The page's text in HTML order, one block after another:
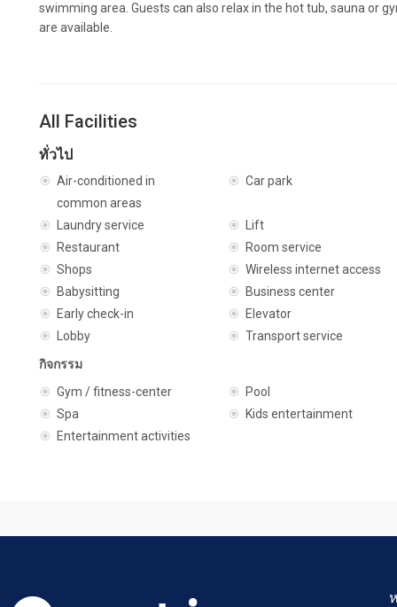
swimming area. Guests can also relax in the hot tub, sauna or
are available.
All Facilities
ทั่วไป
Air-conditioned in
common areas
Car park
Laundry service
Lift
Restaurant
Room service
Shops
Wireless internet access
Babysitting
Business center
Early check-in
Elevator
Lobby
Transport service
กิจกรรม
Gym / fitness-center
Pool
Spa
Kids entertainment
Entertainment activities